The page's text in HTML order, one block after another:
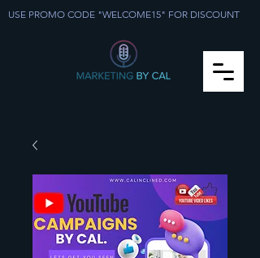
USE PROMO CODE "WELCOME15" FOR DISCOUNT